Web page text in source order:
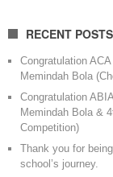
RECENT POSTS
Congratulation
Memindah Bola
Congratulation
Memindah Bola &
Competition)
Thank you for
school’s journey.